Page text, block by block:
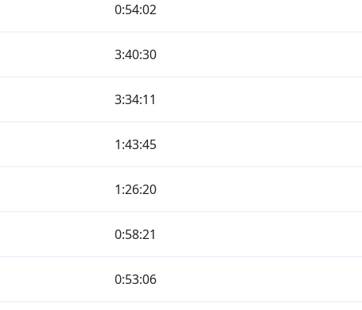
0:54:02
3:40:30
3:34:11
1:43:45
1:26:20
0:58:21
0:53:06